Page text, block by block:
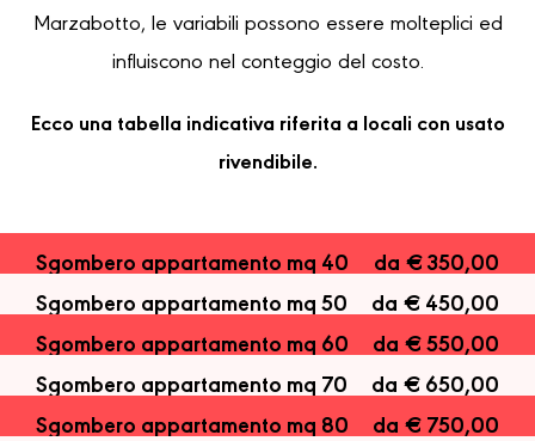
Marzabotto, le variabili possono essere molteplici ed
influiscono nel conteggio del costo.
Ecco una tabella indicativa riferita a locali con usato
rivendibile.
Sgombero appartamento mq 40
da € 350,00
Sgombero appartamento mq 50
da € 450,00
Sgombero appartamento mq 60
da € 550,00
Sgombero appartamento mq 70
da € 650,00
Sgombero appartamento mq 80
da € 750,00